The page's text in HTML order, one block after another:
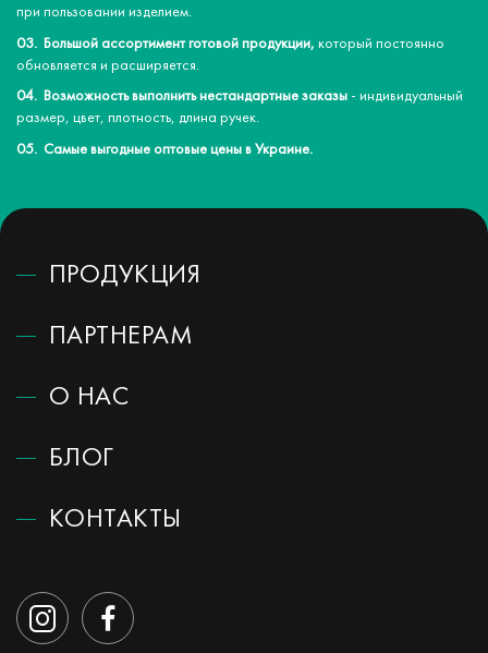
при пользовании изделием.
Большой ассортимент готовой продукции, который постоянно
обновляется и расширяется.
Возможность выполнить нестандартные заказы- индивидуальный
размер, цвет, плотность, длина ручек.
Самые выгодные оптовые цены в Украине.
ПРОДУКЦИЯ
ПАРТНЕРАМ
О НАС
БЛОГ
КОНТАКТЫ